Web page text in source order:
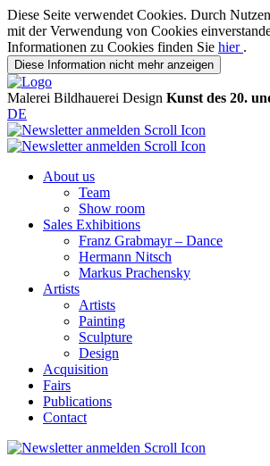
Diese Seite verwendet Cookies. Durch
mit der Verwendung von Cookies
Informationen zu Cookies finden Sie hier .
Diese Information nicht mehr anzeigen
Malerei Bildhauerei Design Kunst des 20.
DE
About us
Team
Show room
Sales Exhibitions
Franz Grabmayr – Dance
Hermann Nitsch
Markus Prachensky
Artists
Artists
Painting
Sculpture
Design
Acquisition
Fairs
Publications
Contact